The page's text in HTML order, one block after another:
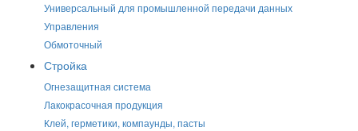
Универсальный для промышленной передачи данных
Управления
Обмоточный
Стройка
Огнезащитная система
Лакокрасочная продукция
Клей, герметики, компаунды, пасты